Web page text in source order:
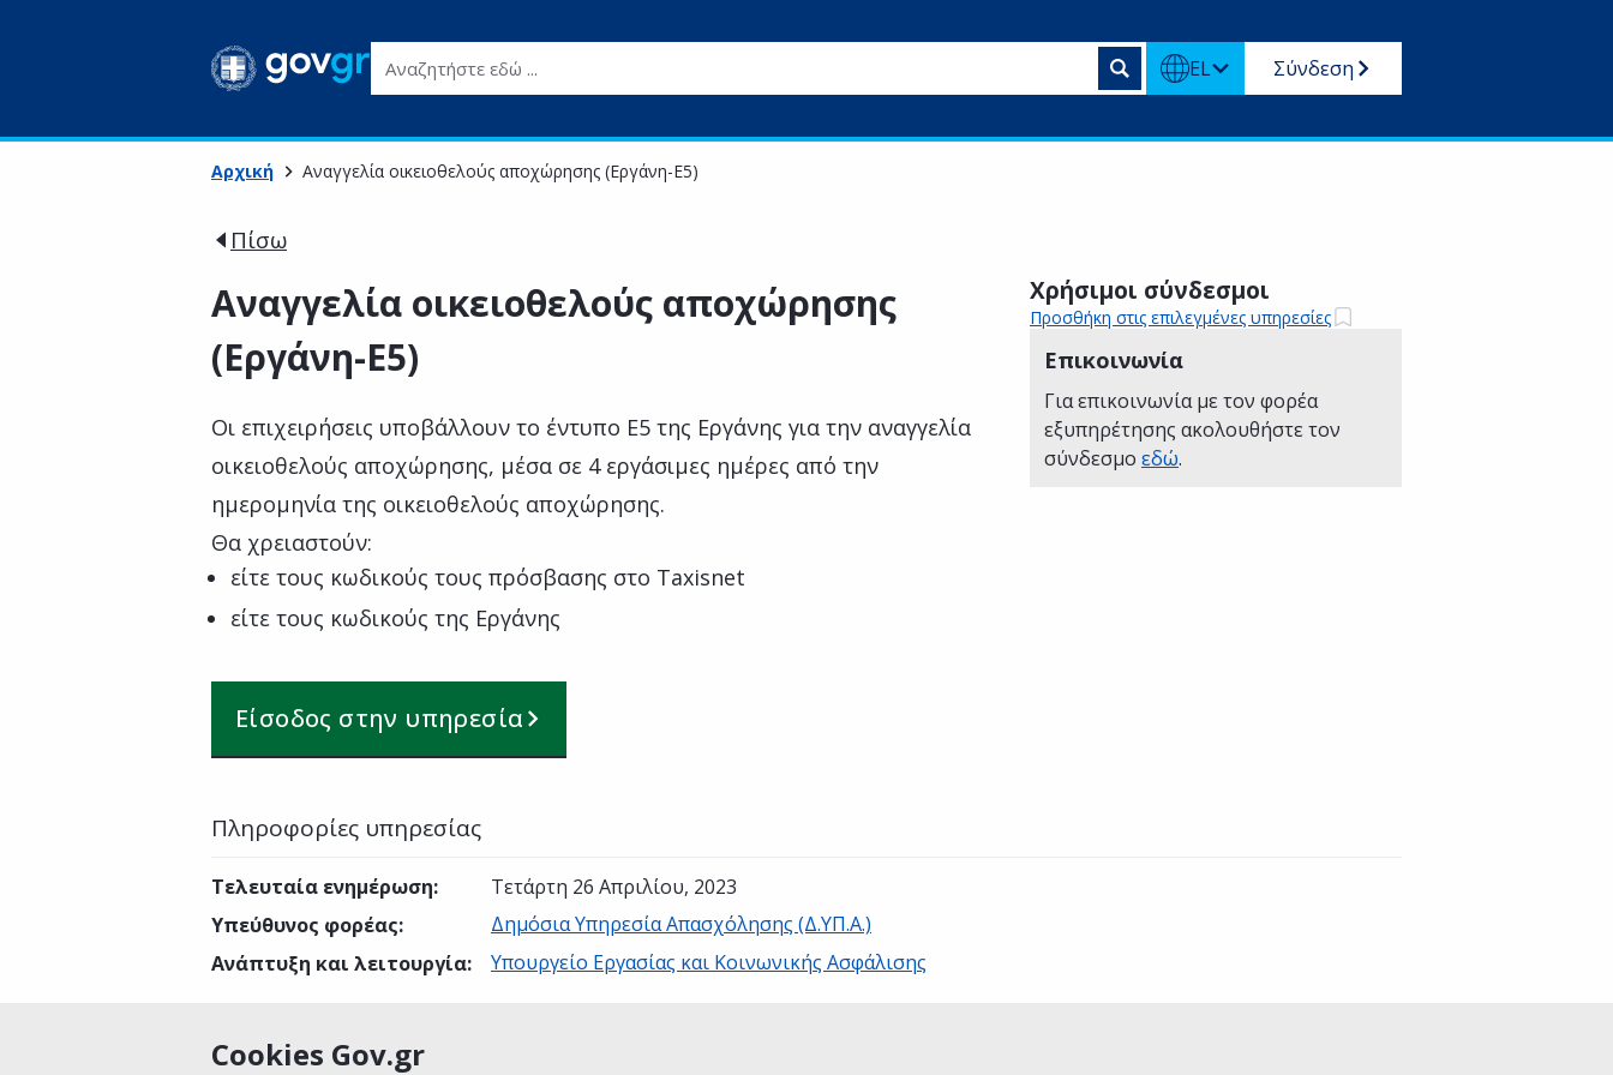
Cookies Gov.gr
Αναζητήστε εδώ ... EL Σύνδεση
Αρχική Αναγγελία οικειοθελούς αποχώρησης (Εργάνη-Ε5)
Πίσω
Αναγγελία οικειοθελούς αποχώρησης
(Εργάνη-Ε5)
Οι επιχειρήσεις υποβάλλουν το έντυπο Ε5 της Εργάνης για την αναγγελία
οικειοθελούς αποχώρησης, μέσα σε 4 εργάσιμες ημέρες από την
ημερομηνία της οικειοθελούς αποχώρησης.
Θα χρειαστούν:
είτε τους κωδικούς τους πρόσβασης στο Taxisnet
είτε τους κωδικούς της Εργάνης
Είσοδος στην υπηρεσία
Χρήσιμοι σύνδεσμοι
Προσθήκη στις επιλεγμένες υπηρεσίες
Επικοινωνία
Για επικοινωνία με τον φορέα
εξυπηρέτησης ακολουθήστε τον
σύνδεσμο εδώ.
Πληροφορίες υπηρεσίας
Τελευταία ενημέρωση:
Τετάρτη 26 Απριλίου, 2023
Υπεύθυνος φορέας:
Δημόσια Υπηρεσία Απασχόλησης (Δ.ΥΠ.Α.)
Ανάπτυξη και λειτουργία: Υπουργείο Εργασίας και Κοινωνικής Ασφάλισης